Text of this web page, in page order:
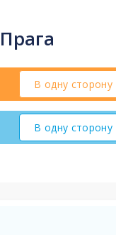
В одну сторону
В одну сторону